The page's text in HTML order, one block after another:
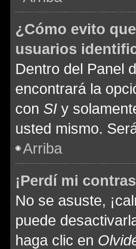
¿Cómo evito
usuarios
Dentro del Panel
encontrará la
con SI y
usted mismo.
Arriba
¡Perdí mi
No se asuste,
puede
haga clic en